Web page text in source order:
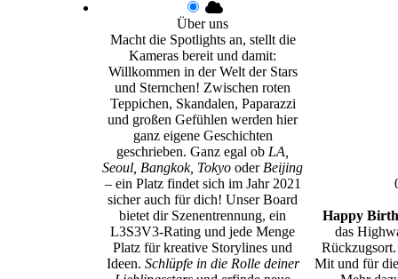
Über uns
Macht die Spotlights an, stellt die
Kameras bereit und damit:
Willkommen in der Welt der Stars
und Sternchen! Zwischen roten
Teppichen, Skandalen, Paparazzi
und großen Gefühlen werden hier
ganz eigene Geschichten
geschrieben. Ganz egal ob LA,
Seoul, Bangkok, Tokyo oder Beijing
– ein Platz findet sich im Jahr 2021
sicher auch für dich! Unser Board
bietet dir Szenentrennung, ein
L3S3V3-Rating und jede Menge
Platz für kreative Storylines und
Ideen. Schlüpfe in die Rolle deiner
Happy
das
Mit und für